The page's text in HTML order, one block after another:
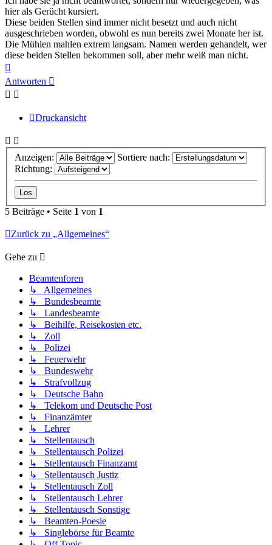
hier als Gerücht kursiert.
Diese beiden Stellen sind immer nicht besetzt und auch nicht
ausgeschrieben worden, obwohl es nun bereits zwei Monate her ist.
Die Mühlen mahlen extrem langsam. Namen werden gehandelt, wer
diese beiden Stellen bekommen soll, aber mehr weiß man nicht.
oben
Antworten
Druckansicht
Anzeigen:
Sortiere nach:
Richtung:
5 Beiträge • Seite 1 von 1
Zurück zu „Allgemeines“
Gehe zu
Beamtenforen
↳ Allgemeines
↳ Bundesbeamte
↳ Landesbeamte
↳ Beihilfe, Reisekosten etc.
↳ Zoll
↳ Polizei
↳ Feuerwehr
↳ Bundeswehr
↳ Strafvollzug
↳ Deutsche Bahn
↳ Telekom und Deutsche Post
↳ Finanzämter
↳ Lehrer
↳ Stellentausch
↳ Stellentausch Polizei
↳ Stellentausch Finanzamt
↳ Stellentausch Justiz
↳ Stellentausch Zoll
↳ Stellentausch Lehrer
↳ Stellentausch Sonstige
↳ Beamten-Poesie
↳ Singlebörse für Beamte